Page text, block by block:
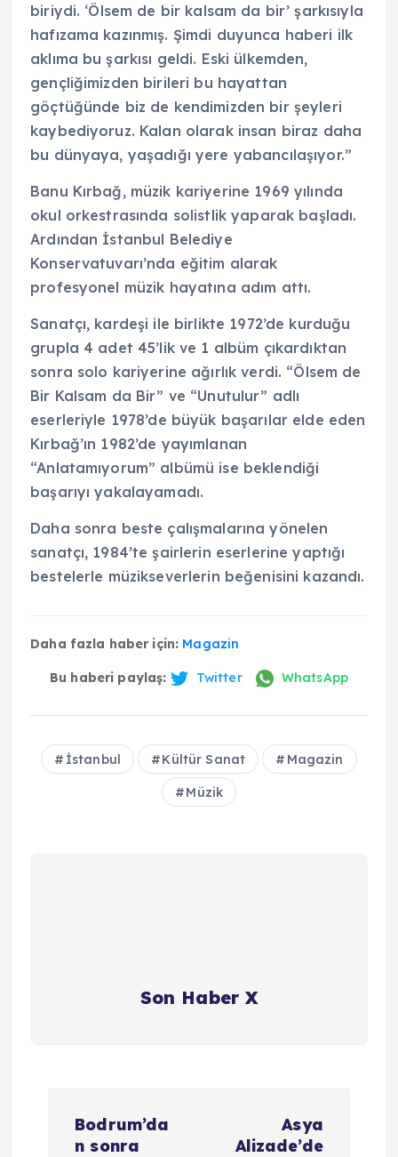
biriydi. ‘Ölsem de bir kalsam da bir’ şarkısıyla
hafızama kazınmış. Şimdi duyunca haberi ilk
aklıma bu şarkısı geldi. Eski ülkemden,
gençliğimizden birileri bu hayattan
göçtüğünde biz de kendimizden bir şeyleri
kaybediyoruz. Kalan olarak insan biraz daha
bu dünyaya, yaşadığı yere yabancılaşıyor.”
Banu Kırbağ, müzik kariyerine 1969 yılında
okul orkestrasında solistlik yaparak başladı.
Ardından İstanbul Belediye
Konservatuvarı’nda eğitim alarak
profesyonel müzik hayatına adım attı.
Sanatçı, kardeşi ile birlikte 1972’de kurduğu
grupla 4 adet 45’lik ve 1 albüm çıkardıktan
sonra solo kariyerine ağırlık verdi. “Ölsem de
Bir Kalsam da Bir” ve “Unutulur” adlı
eserleriyle 1978’de büyük başarılar elde eden
Kırbağ’ın 1982’de yayımlanan
“Anlatamıyorum” albümü ise beklendiği
başarıyı yakalayamadı.
Daha sonra beste çalışmalarına yönelen
sanatçı, 1984’te şairlerin eserlerine yaptığı
bestelerle müzikseverlerin beğenisini kazandı.
Daha fazla haber için: Magazin
Bu haberi paylaş: Twitter WhatsApp
İstanbul Kültür Sanat Magazin
Müzik
Son Haber X
Bodrum’da
n sonra
Asya
Alizade’de